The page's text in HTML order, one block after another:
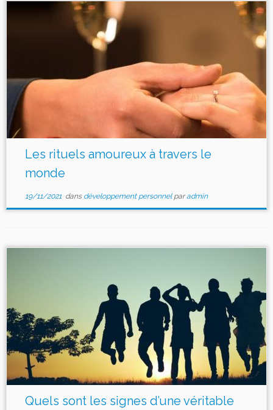
Les rituels amoureux à travers le
monde
19/11/2021dans développement personnel paradmin
Quels sont les signes d’une véritable